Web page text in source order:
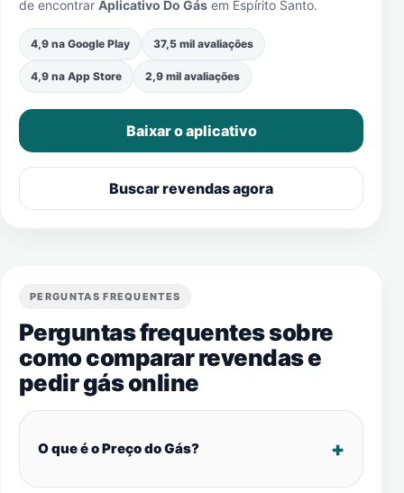
de encontrar Aplicativo Do Gás em Espírito Santo.
4,9 na Google Play 37,5 mil avaliações
4,9 na App Store 2,9 mil avaliações
Baixar o aplicativo
Buscar revendas agora
PERGUNTAS FREQUENTES
Perguntas frequentes sobre
como comparar revendas e
pedir gás online
O que é o Preço do Gás?